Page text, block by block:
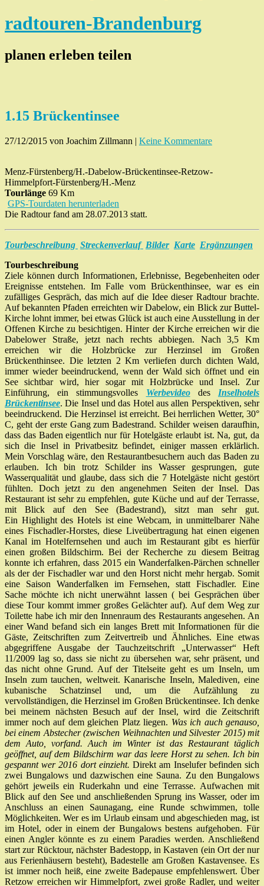
radtouren-Brandenburg
planen erleben teilen
1.15 Brückentinsee
27/12/2015 von Joachim Zillmann | Keine Kommentare
Menz-Fürstenberg/H.-Dabelow-Brückentinsee-Retzow-
Himmelpfort-Fürstenberg/H.-Menz
Tourlänge 69 Km
GPS-Tourdaten herunterladen
Die Radtour fand am 28.07.2013 statt.
Tourbeschreibung Streckenverlauf Bilder Karte Ergänzungen
Tourbeschreibung
Ziele können durch Informationen, Erlebnisse, Begebenheiten oder
Ereignisse entstehen. Im Falle vom Brückenthinsee, war es ein
zufälliges Gespräch, das mich auf die Idee dieser Radtour brachte.
Auf bekannten Pfaden erreichten wir Dabelow, ein Blick zur Buttel-
Kirche lohnt immer, bei etwas Glück ist auch eine Ausstellung in der
Offenen Kirche zu besichtigen. Hinter der Kirche erreichen wir die
Dabelower Straße, jetzt nach rechts abbiegen. Nach 3,5 Km
erreichen wir die Holzbrücke zur Herzinsel im Großen
Brückenthinsee. Die letzten 2 Km verliefen durch dichten Wald,
immer wieder beeindruckend, wenn der Wald sich öffnet und ein
See sichtbar wird, hier sogar mit Holzbrücke und Insel. Zur
Einführung, ein stimmungsvolles Werbevideodes Inselhotels
Brückentinsee. Die Insel und das Hotel aus allen Perspektiven, sehr
beeindruckend. Die Herzinsel ist erreicht. Bei herrlichen Wetter, 30°
C, geht der erste Gang zum Badestrand. Schilder weisen daraufhin,
dass das Baden eigentlich nur für Hotelgäste erlaubt ist. Na, gut, da
sich die Insel in Privatbesitz befindet, einiger massen erklärlich.
Mein Vorschlag wäre, den Restaurantbesuchern auch das Baden zu
erlauben. Ich bin trotz Schilder ins Wasser gesprungen, gute
Wasserqualität und glaube, dass sich die 7 Hotelgäste nicht gestört
fühlten. Doch jetzt zu den angenehmen Seiten der Insel. Das
Restaurant ist sehr zu empfehlen, gute Küche und auf der Terrasse,
mit Blick auf den See (Badestrand), sitzt man sehr gut.
Ein Highlight des Hotels ist eine Webcam, in unmittelbarer Nähe
eines Fischadler-Horstes, diese Liveübertragung hat einen eigenen
Kanal im Hotelfernsehen und auch im Restaurant gibt es hierfür
einen großen Bildschirm. Bei der Recherche zu diesem Beitrag
konnte ich erfahren, dass 2015 ein Wanderfalken-Pärchen schneller
als der der Fischadler war und den Horst nicht mehr hergab. Somit
eine Saison Wanderfalken im Fernsehen, statt Fischadler. Eine
Sache möchte ich nicht unerwähnt lassen ( bei Gesprächen über
diese Tour kommt immer großes Gelächter auf). Auf dem Weg zur
Toilette habe ich mir den Innenraum des Restaurants angesehen. An
einer Wand befand sich ein langes Brett mit Informationen für die
Gäste, Zeitschriften zum Zeitvertreib und Ähnliches. Eine etwas
abgegriffene Ausgabe der Tauchzeitschrift „Unterwasser“ Heft
11/2009 lag so, dass sie nicht zu übersehen war, sehr präsent, und
das nicht ohne Grund. Auf der Titelseite geht es um Inseln, um
Inseln zum tauchen, weltweit. Kanarische Inseln, Malediven, eine
kubanische Schatzinsel und, um die Aufzählung zu
vervollständigen, die Herzinsel im Großen Brückentinsee. Ich denke
bei meinem nächsten Besuch auf der Insel, wird die Zeitschrift
immer noch auf dem gleichen Platz liegen. Was ich auch genauso,
bei einem Abstecher (zwischen Weihnachten und Silvester 2015) mit
dem Auto, vorfand. Auch im Winter ist das Restaurant täglich
geöffnet, auf dem Bildschirm war das leere Horst zu sehen. Ich bin
gespannt wer 2016 dort einzieht.Direkt am Inselufer befinden sich
zwei Bungalows und dazwischen eine Sauna. Zu den Bungalows
gehört jeweils ein Ruderkahn und eine Terrasse. Aufwachen mit
Blick auf den See und anschließenden Sprung ins Wasser, oder im
Anschluss an einen Saunagang, eine Runde schwimmen, tolle
Möglichkeiten. Wer es im Urlaub einsam und abgeschieden mag, ist
im Hotel, oder in einem der Bungalows bestens aufgehoben. Für
einen Angler könnte es zu einem Paradies werden. Anschließend
start zur Rücktour, nächster Badestopp, in Kastaven (ein Ort der nur
aus Ferienhäusern besteht), Badestelle am Großen Kastavensee. Es
ist immer noch heiß, eine zweite Badepause empfehlenswert. Über
Retzow erreichen wir Himmelpfort, zwei große Radler, und weiter